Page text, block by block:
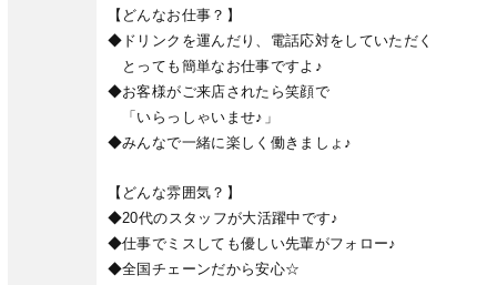
【どんなお仕事？】
◆ドリンクを運んだり、電話応対をしていただく
とっても簡単なお仕事ですよ♪
◆お客様がご来店されたら笑顔で
「いらっしゃいませ♪」
◆みんなで一緒に楽しく働きましょ♪
【どんな雰囲気？】
◆20代のスタッフが大活躍中です♪
◆仕事でミスしても優しい先輩がフォロー♪
◆全国チェーンだから安心☆